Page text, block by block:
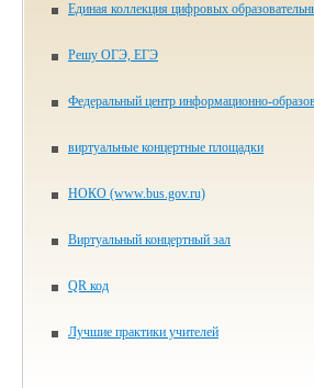
Единая коллекция цифровых
Решу ОГЭ, ЕГЭ
Федеральный центр информационно-
виртуальные концертные площадки
НОКО (www.bus.gov.ru)
Виртуальный концертный зал
QR код
Лучшие практики учителей